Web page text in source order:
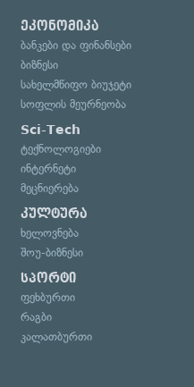
ეკონომიკა
ბანკები და ფინანსები
ბიზნესი
სახელმწიფო ბიუჯეტი
სოფლის მეურნეობა
Sci-Tech
ტექნოლოგიები
ინტერნეტი
მეცნიერება
კულტურა
ხელოვნება
შოუ-ბიზნესი
სპორტი
ფეხბურთი
რაგბი
კალათბურთი